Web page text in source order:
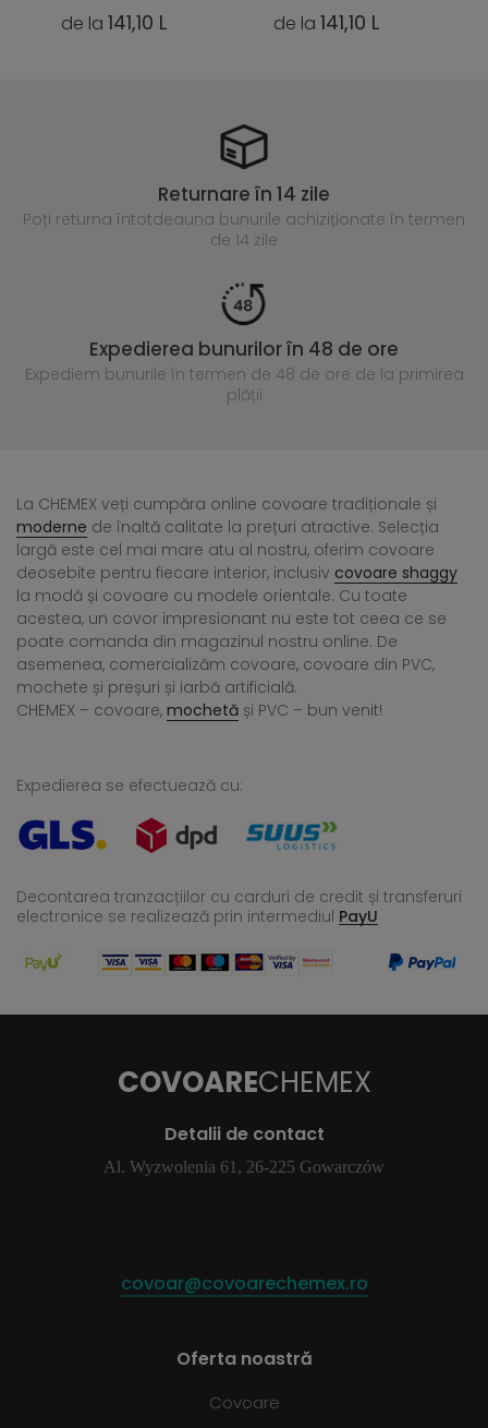
de la141,10 L de la 141,10 L
Returnare în 14 zile
Poți returna întotdeauna bunurile achiziționate în termen
de 14 zile
Expedierea bunurilor în 48 de ore
Expediem bunurile în termen de 48 de ore de la primirea
plății
La CHEMEX veți cumpăra online covoare tradiționale și
moderne de înaltă calitate la prețuri atractive. Selecția
largă este cel mai mare atu al nostru, oferim covoare
deosebite pentru fiecare interior, inclusiv covoare shaggy
la modă și covoare cu modele orientale. Cu toate
acestea, un covor impresionant nu este tot ceea ce se
poate comanda din magazinul nostru online. De
asemenea, comercializăm covoare, covoare din PVC,
mochete și preșuri și iarbă artificială.
CHEMEX – covoare, mochetă și PVC – bun venit!
Expedierea se efectuează cu:
Decontarea tranzacțiilor cu carduri de credit și transferuri
electronice se realizează prin intermediul PayU
COVOARECHEMEX
Detalii de contact
Al. Wyzwolenia 61, 26-225 Gowarczów
covoar@covoarechemex.ro
Oferta noastră
Covoare